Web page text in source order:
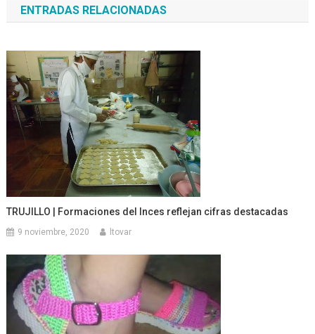
entradas
ENTRADAS RELACIONADAS
TRUJILLO | Formaciones del Inces reflejan cifras destacadas
9 noviembre, 2020 ltovar